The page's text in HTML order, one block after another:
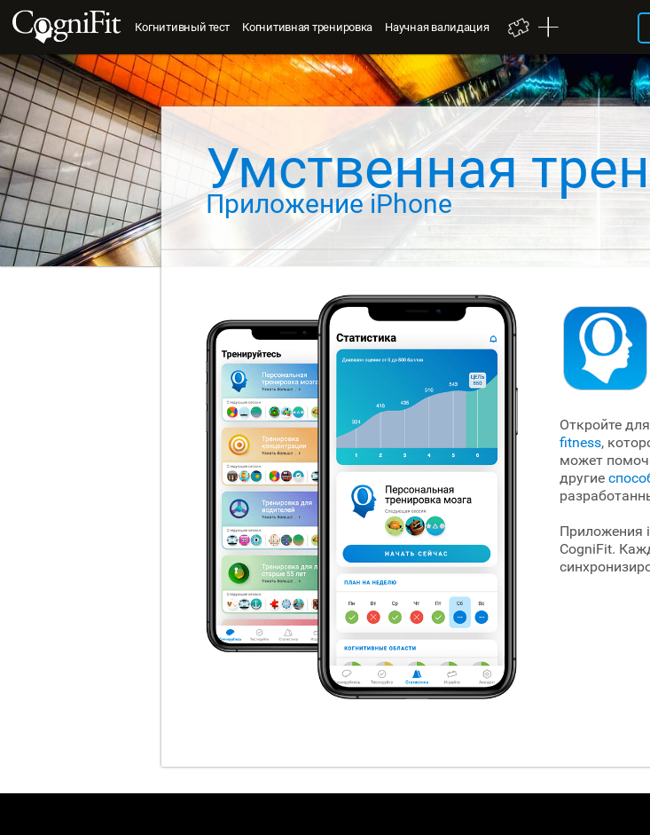
Когнитивный тест Когнитивная тренировка Научная валидация
Умственная
Приложение iPhone
Откройте
fitness,
может
другие
Приложения
CogniFit.